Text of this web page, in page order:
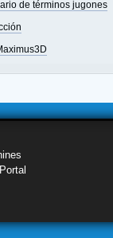
de términos jugones